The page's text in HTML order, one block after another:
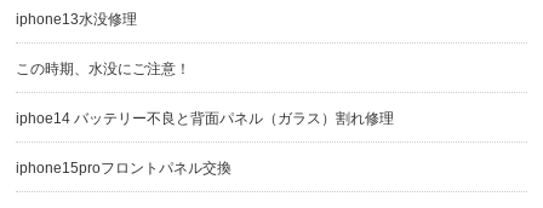
iphone13水没修理
この時期、水没にご注意！
iphoe14 バッテリー不良と背面パネル（ガラス）割れ修理
iphone15proフロントパネル交換